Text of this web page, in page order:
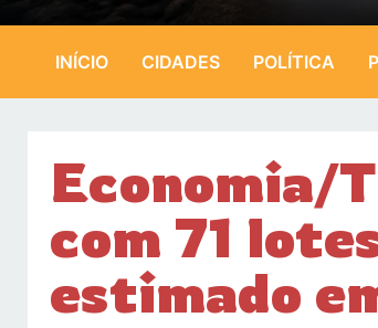
INÍCIO CIDADES POLÍTICA
Economia/
com 71
estimado